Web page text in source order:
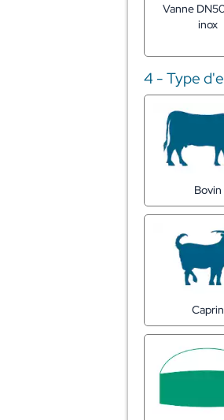
Vanne
inox
4 - Type
Bovin
Caprin